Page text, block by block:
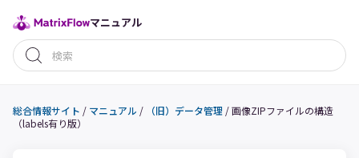
マニュアル
総合情報サイト / マニュアル / （旧）データ管理 /画像ZIPファイルの構造
（labels有り版）